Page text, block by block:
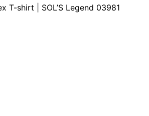
T-shirt | SOL’S Legend 03981